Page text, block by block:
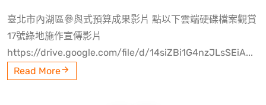
臺北市內湖區參與式預算成果影片 點以下雲端硬碟檔案觀賞
17號綠地施作宣傳影片
https://drive.google.com/file/d/14siZBi1G4nzJLsSEiA...
Read More